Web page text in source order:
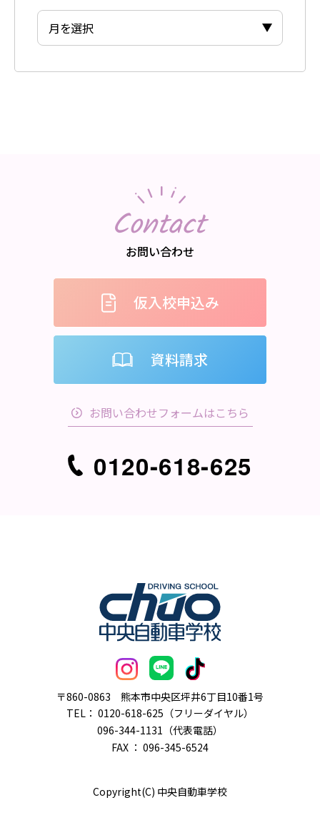
お問い合わせ
Contact
仮入校申込み
資料請求
お問い合わせフォームはこちら
0120-618-625
〒860-0863 熊本市中央区坪井6丁目10番1号
TEL： 0120-618-625（フリーダイヤル）
096-344-1131（代表電話）
FAX ： 096-345-6524
Copyright(C) 中央自動車学校